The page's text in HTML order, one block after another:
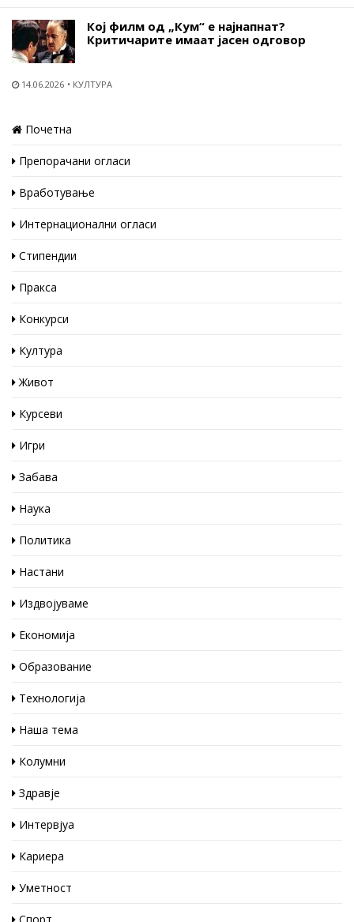
Кој филм од „Кум“ е најнапнат?
Критичарите имаат јасен одговор
14.06.2026 КУЛТУРА
Почетна
Препорачани огласи
Вработување
Интернационални огласи
Стипендии
Пракса
Конкурси
Култура
Живот
Курсеви
Игри
Забава
Наука
Политика
Настани
Издвојуваме
Економија
Образование
Технологија
Наша тема
Колумни
Здравје
Интервјуа
Кариера
Уметност
Спорт